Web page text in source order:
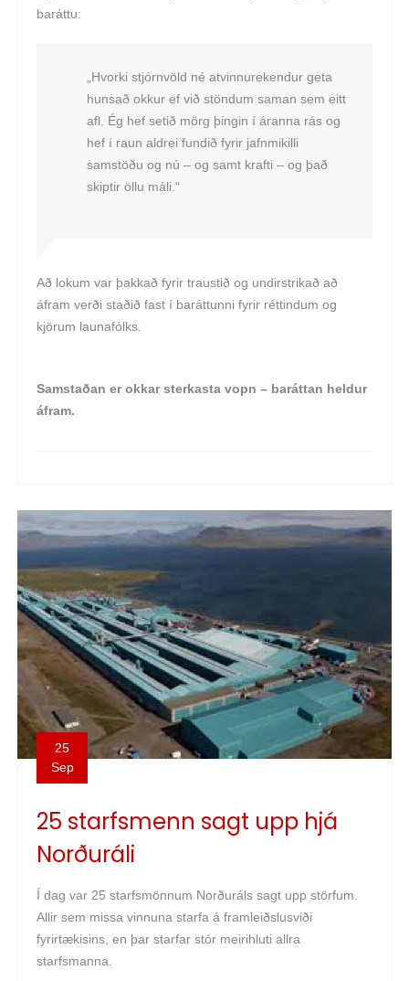
baráttu:
„Hvorki stjórnvöld né atvinnurekendur geta
hunsað okkur ef við stöndum saman sem eitt
afl. Ég hef setið mörg þingin í áranna rás og
hef í raun aldrei fundið fyrir jafnmikilli
samstöðu og nú – og samt krafti – og það
skiptir öllu máli.“
Að lokum var þakkað fyrir traustið og undirstrikað að
áfram verði staðið fast í baráttunni fyrir réttindum og
kjörum launafólks.
Samstaðan er okkar sterkasta vopn – baráttan heldur
áfram.
25
Sep
25 starfsmenn sagt upp hjá
Norðuráli
Í dag var 25 starfsmönnum Norðuráls sagt upp störfum.
Allir sem missa vinnuna starfa á framleiðslusviði
fyrirtækisins, en þar starfar stór meirihluti allra
starfsmanna.